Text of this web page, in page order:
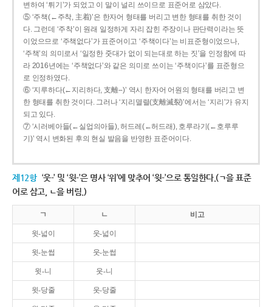
변하여 ‘튀기’가 되었고 이 말이 널리 쓰이므로 표준어로 삼았다.
⑤ ‘주책(←주착, 主着)’은 한자어 형태를 버리고 변한 형태를 취한 것이
다. 그런데 ‘주착’이 원래 일정하게 자리 잡힌 주장이나 판단력이라는 뜻
이었으므로 ‘주책없다’가 표준어이고 ‘주책이다’는 비표준형이었으나,
‘주책’의 의미로서 ‘일정한 줏대가 없이 되는대로 하는 짓’을 인정함에 따
라 2016년에는 ‘주책없다’와 같은 의미로 쓰이는 ‘주책이다’를 표준형으
로 인정하였다.
⑥ ‘지루하다(←지리하다, 支離--)’ 역시 한자어 어원의 형태를 버리고 변
한 형태를 취한 것이다. 그러나 ‘지리멸렬(支離滅裂)’에서는 ‘지리’가 유지
되고 있다.
⑦ ‘시러베아들(←실업의아들), 허드레(←허드래), 호루라기(←호루루
기)’ 역시 변화된 후의 현실 발음을 반영한 표준어이다.
제12항 ‘웃-’ 및 ‘윗-’은 명사 ‘위’에 맞추어 ‘윗-’으로 통일한다.(ㄱ을 표준
어로 삼고, ㄴ을 버림.)
ㄱ ㄴ 비고
윗-넓이 웃-넓이
윗-눈썹 웃-눈썹
윗-니 웃-니
윗-당줄 웃-당줄